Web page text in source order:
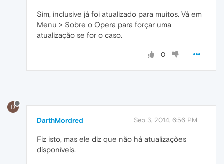
Sim, inclusive já foi atualizado para muitos. Vá em
Menu > Sobre o Opera para forçar uma
atualização se for o caso.
0
D
DarthMordred Sep 3, 2014, 6:56 PM
Fiz isto, mas ele diz que não há atualizações
disponíveis.